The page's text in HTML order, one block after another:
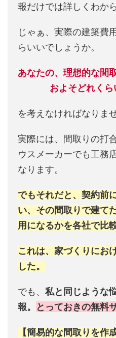
報だけでは詳しくわか
じゃぁ、実際の建築費
らいいでしょうか。
あなたの、理想的な間
およそどれく
を考えなければなりませ
実際には、間取りの打
ウスメーカーでも工務
なります。
でもそれだと、契約前
い、その間取りで建て
用になるかを各社で比
これは、家づくりにお
した。
でも、 私と同じような
報。
とっておきの無料
【簡易的な間取りを作